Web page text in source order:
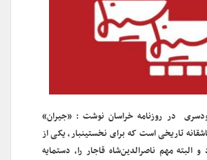
در روزنامه خراسان نوشت : «جیران»
سریالی در ژانر عاشقانه تاریخی است که برای نخستین‎بار، یکی از
البته مهم ناصرالدین‌شاه قاجار را، دستمایه